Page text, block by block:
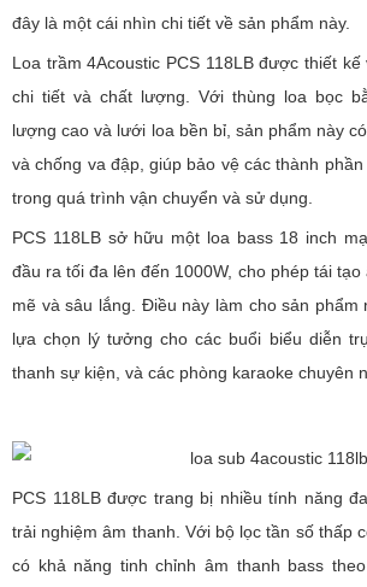
đây là một cái nhìn chi tiết về sản phẩm này.
Loa trầm 4Acoustic PCS 118LB được thiết
chi tiết và chất lượng. Với thùng loa bọc
lượng cao và lưới loa bền bỉ, sản phẩm này
và chống va đập, giúp bảo vệ các thành
trong quá trình vận chuyển và sử dụng.
PCS 118LB sở hữu một loa bass 18 inch
đầu ra tối đa lên đến 1000W, cho phép tái
mẽ và sâu lắng. Điều này làm cho sản
lựa chọn lý tưởng cho các buổi biểu diễn
thanh sự kiện, và các phòng karaoke chuyên
PCS 118LB được trang bị nhiều tính năng
trải nghiệm âm thanh. Với bộ lọc tần số thấp
có khả năng tinh chỉnh âm thanh bass